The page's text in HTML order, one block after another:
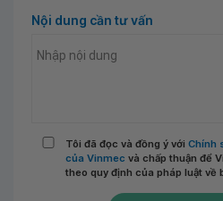
Nội dung cần tư vấn
Tôi đã đọc và đồng ý với Chính
của Vinmec và chấp thuận để
theo quy định của pháp luật về